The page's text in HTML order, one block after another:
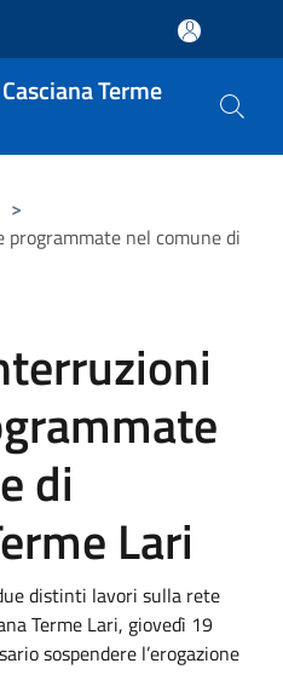
Terme
>
nel comune di
di
Lari
distinti lavori sulla rete
Terme Lari, giovedì 19
sospendere l’erogazione